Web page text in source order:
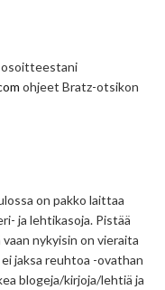
osoitteestani
ohjeet Bratz-otsikon
on pakko laittaa
ja lehtikasoja. Pistää
nykyisin on vieraita
jaksa reuhtoa -ovathan
blogeja/kirjoja/lehtiä ja